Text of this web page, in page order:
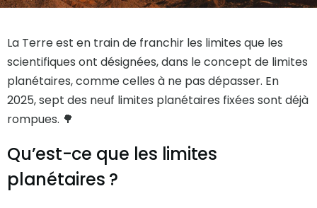
La Terre est en train de franchir les limites que les
scientifiques ont désignées, dans le concept de limites
planétaires, comme celles à ne pas dépasser. En
2025, sept des neuf limites planétaires fixées sont déjà
rompues. 🌳
Qu’est-ce que les limites
planétaires ?